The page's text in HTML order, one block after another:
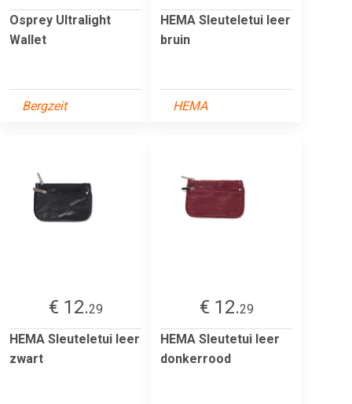
Osprey Ultralight
Wallet
Bergzeit
HEMA Sleuteletui leer
bruin
HEMA
€ 12.29
HEMA Sleuteletui leer
zwart
€ 12.29
HEMA Sleutetui leer
donkerrood